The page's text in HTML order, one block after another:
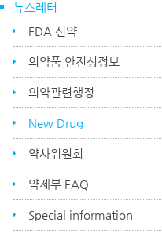
뉴스레터
FDA 신약
의약품 안전성정보
의약관련행정
New Drug
약사위원회
약제부 FAQ
Special information